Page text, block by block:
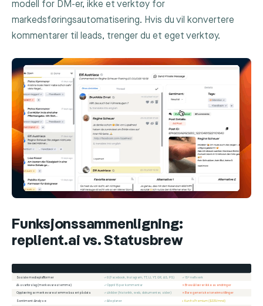
modell for DM-er, ikke et verktøy for
markedsføringsautomatisering. Hvis du vil konvertere
kommentarer til leads, trenger du et eget verktøy.
Funksjonssammenligning:
replient.ai vs. Statusbrew
Sosiale medieplattformer ✓ 8 (Facebook, Instagram, TT, LI, YT, GR, AS, PS) ✓ 15+ nettverk
AI-svarforslag (merkevarestemme) ✓ Opptil 15 per kommentar
✗ Brew AI lærer ikke av endringer
Opplæring av merkevarestemme basert på data
✓ 4 kilder (historikk, web, dokumenter, sider)
✗ Bare generiske toneinnstillinger
Sentiment-Analyse
✓ Alle planer ◐ Kun fra Premium ($229/mnd)